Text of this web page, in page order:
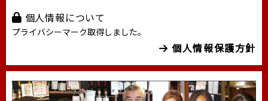
個人情報について
プライバシーマーク取得しました。
個人情報保護方針